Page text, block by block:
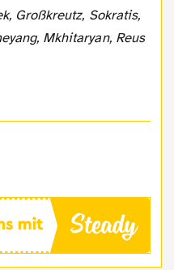
Großkreutz, Sokratis,
Mkhitaryan, Reus